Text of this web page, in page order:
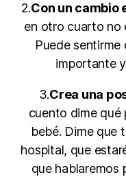
2.Con un cambio
en otro cuarto no
Puede
importante
3.Crea una
cuento dime qué
bebé. Dime que
hospital, que
que hablaremos